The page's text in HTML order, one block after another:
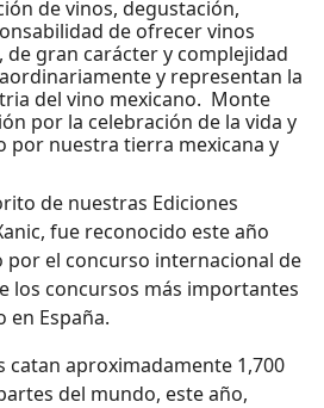
de vinos, degustación,
de ofrecer vinos
de gran carácter y complejidad
y representan la
del vino mexicano. Monte
por la celebración de la vida y
por nuestra tierra mexicana y
de nuestras Ediciones
fue reconocido este año
por el concurso internacional de
los concursos más importantes
en España.
catan aproximadamente 1,700
del mundo, este año,